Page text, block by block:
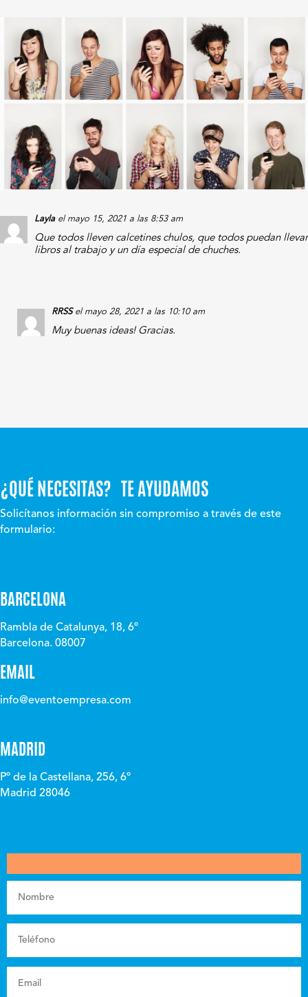
Layla el mayo 15, 2021 a las 8:53 am
Que todos lleven calcetines chulos, que todos puedan llevar
libros al trabajo y un día especial de chuches.
RRSS el mayo 28, 2021 a las 10:10 am
Muy buenas ideas! Gracias.
¿QUÉ NECESITAS? TE AYUDAMOS
Solicítanos información sin compromiso a través de este
formulario:
BARCELONA
Rambla de Catalunya, 18, 6º
Barcelona. 08007
EMAIL
info@eventoempresa.com
MADRID
Pº de la Castellana, 256, 6º
Madrid 28046